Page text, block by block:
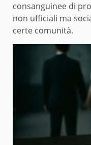
consanguinee di
non ufficiali ma
certe comunità.